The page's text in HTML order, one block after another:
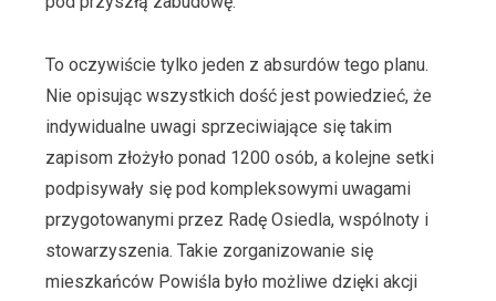
To oczywiście tylko jeden z absurdów tego planu.
Nie opisując wszystkich dość jest powiedzieć, że
indywidualne uwagi sprzeciwiające się takim
zapisom złożyło ponad 1200 osób, a kolejne setki
podpisywały się pod kompleksowymi uwagami
przygotowanymi przez Radę Osiedla, wspólnoty i
stowarzyszenia. Takie zorganizowanie się
mieszkańców Powiśla było możliwe dzięki akcji